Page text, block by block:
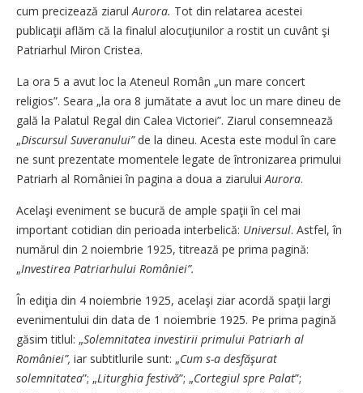
cum precizează ziarul Aurora. Tot din relatarea acestei
publicaţii aflăm că la finalul alocuţiunilor a rostit un cuvânt şi
Patriarhul Miron Cristea.
La ora 5 a avut loc la Ateneul Român „un mare concert
religios”. Seara „la ora 8 jumătate a avut loc un mare dineu de
gală la Palatul Regal din Calea Victoriei”. Ziarul consemnează
„Discursul Suveranului”de la dineu. Acesta este modul în care
ne sunt prezentate momentele legate de întronizarea primului
Patriarh al României în pagina a doua a ziarului Aurora.
Acelaşi eveniment se bucură de ample spaţii în cel mai
important cotidian din perioada interbelică: Universul. Astfel, în
numărul din 2 noiembrie 1925, titrează pe prima pagină:
„Investirea Patriarhului României”.
În ediţia din 4 noiembrie 1925, acelaşi ziar acordă spaţii largi
evenimentului din data de 1 noiembrie 1925. Pe prima pagină
găsim titlul: „Solemnitatea investirii primului Patriarh al
României”, iar subtitlurile sunt: „Cum s-a desfăşurat
solemnitatea”; „Liturghia festivă”; „Cortegiul spre Palat”;